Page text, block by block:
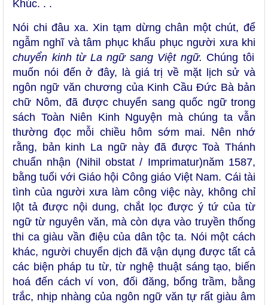
Khúc. . .
Nói chi đâu xa. Xin tạm dừng chân một chút, để
ngẫm nghĩ và tâm phục khẩu phục người xưa khi
chuyển kinh từ La ngữ sang Việt ngữ. Chúng tôi
muốn nói đến ở đây, là giá trị về mặt lịch sử và
ngôn ngữ văn chương của Kinh Cầu Đức Bà bản
chữ Nôm, đã được chuyển sang quốc ngữ trong
sách Toàn Niên Kinh Nguyện mà chúng ta vẫn
thường đọc mỗi chiều hôm sớm mai. Nên nhớ
rằng, bản kinh La ngữ này đã được Toà Thánh
chuẩn nhận (Nihil obstat / Imprimatur)năm 1587,
bằng tuổi với Giáo hội Công giáo Việt Nam. Cái tài
tình của người xưa làm công việc này, không chỉ
lột tả được nội dung, chắt lọc được ý tứ của từ
ngữ từ nguyên văn, mà còn dựa vào truyền thống
thi ca giàu vần điệu của dân tộc ta. Nói một cách
khác, người chuyển dịch đã vận dụng được tất cả
các biện pháp tu từ, từ nghệ thuật sáng tạo, biến
hoá đến cách ví von, đối đăng, bổng trầm, bằng
trắc, nhịp nhàng của ngôn ngữ văn tự rất giàu âm